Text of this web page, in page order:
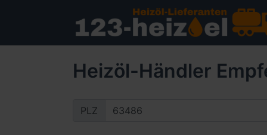
Heizöl-Händler
PLZ